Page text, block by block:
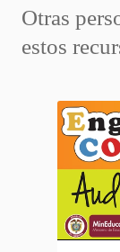
Otras
estos